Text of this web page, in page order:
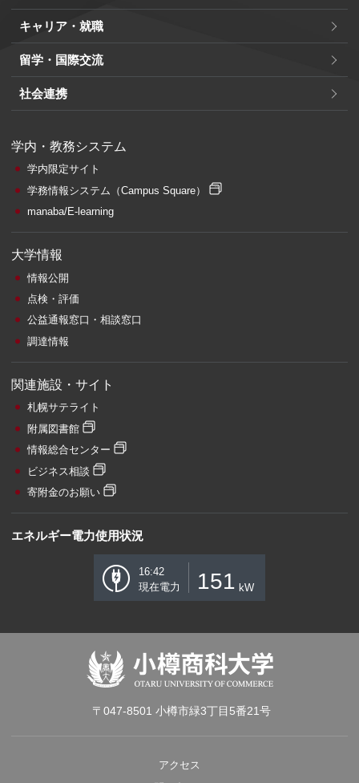
キャリア・就職
留学・国際交流
社会連携
学内・教務システム
学内限定サイト
学務情報システム （Campus Square）
manaba/E-learning
大学情報
情報公開
点検・評価
公益通報窓口・相談窓口
調達情報
関連施設・サイト
札幌サテライト
附属図書館
情報総合センター
ビジネス相談
寄附金のお願い
エネルギー電力使用状況
16:42
現在電力
151 kW
〒047-8501 小樽市緑3丁目5番21号
アクセス